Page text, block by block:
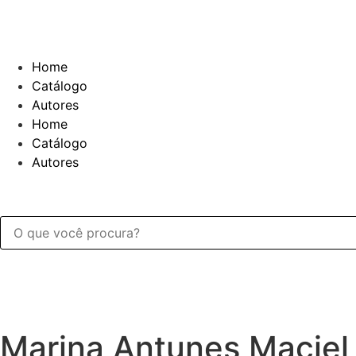
Home
Catálogo
Autores
Home
Catálogo
Autores
Marina Antunes